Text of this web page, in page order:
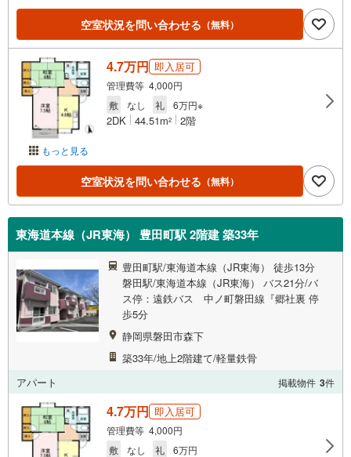
空室状況を問い合わせる （無料）
もっと見る
4.7万円 即入居可
管理費等 4,000円
敷
なし 礼 6万円※
2DK 44.51m2 2階
空室状況を問い合わせる （無料）
東海道本線（JR東海） 豊田町駅 2階建 築33年
豊田町駅/東海道本線（JR東海） 徒歩13分
磐田駅/東海道本線（JR東海） バス21分/バ
ス停：遠鉄バス 中ノ町磐田線『郷社裏 停
歩5分
静岡県磐田市森下
築33年/地上2階建て/軽量鉄骨
アパート
掲載物件 3件
4.7万円 即入居可
管理費等 4,000円
敷
なし 礼 6万円